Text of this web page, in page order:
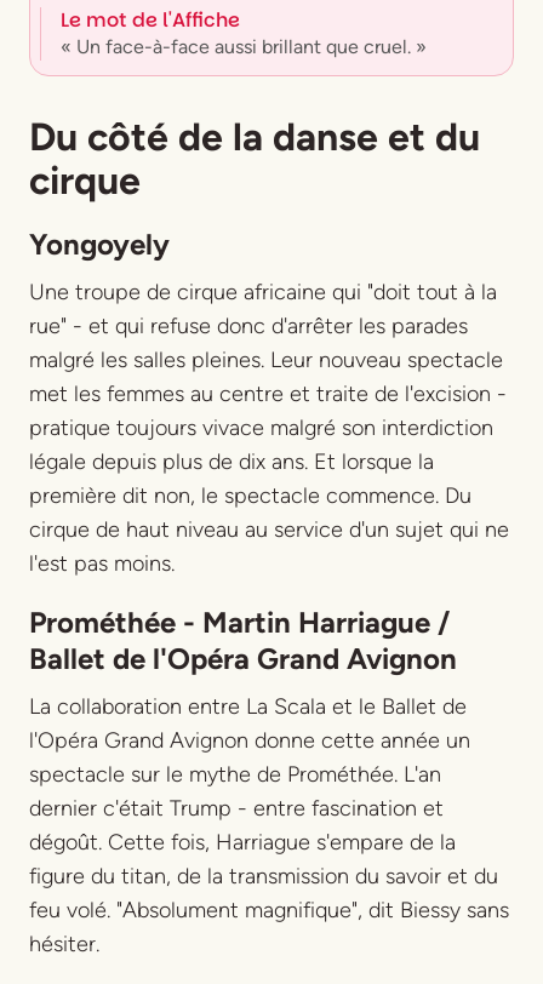
Le mot de l'Affiche
« Un face-à-face aussi brillant que cruel. »
Du côté de la danse et du
cirque
Yongoyely
Une troupe de cirque africaine qui "doit tout à la
rue" - et qui refuse donc d'arrêter les parades
malgré les salles pleines. Leur nouveau spectacle
met les femmes au centre et traite de l'excision -
pratique toujours vivace malgré son interdiction
légale depuis plus de dix ans. Et lorsque la
première dit non, le spectacle commence. Du
cirque de haut niveau au service d'un sujet qui ne
l'est pas moins.
Prométhée - Martin Harriague /
Ballet de l'Opéra Grand Avignon
La collaboration entre La Scala et le Ballet de
l'Opéra Grand Avignon donne cette année un
spectacle sur le mythe de Prométhée. L'an
dernier c'était Trump - entre fascination et
dégoût. Cette fois, Harriague s'empare de la
figure du titan, de la transmission du savoir et du
feu volé. "Absolument magnifique", dit Biessy sans
hésiter.